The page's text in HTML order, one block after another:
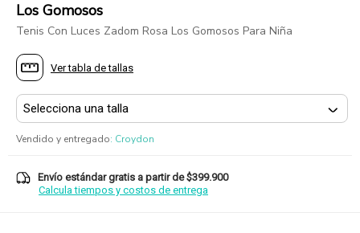
Los Gomosos
Tenis Con Luces Zadom Rosa Los Gomosos Para Niña
Ver tabla de tallas
Vendido y entregado: Croydon
Envío estándar gratis a partir de $399.900
Calcula tiempos y costos de entrega